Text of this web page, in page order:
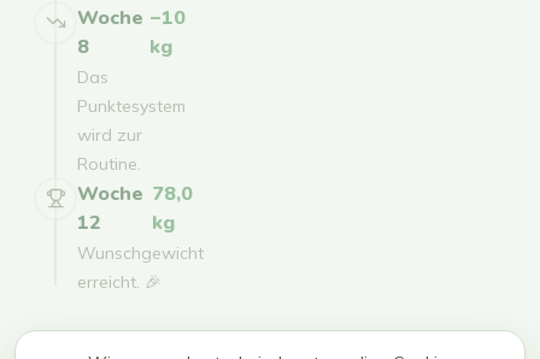
Woche
8
−10
kg
Das
Punktesystem
wird zur
Routine.
Woche
12
78,0
kg
Wunschgewicht
erreicht. 🎉